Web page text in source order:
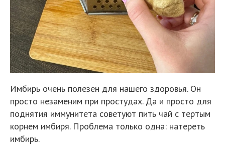
Имбирь очень полезен для нашего здоровья. Он
просто незаменим при простудах. Да и просто для
поднятия иммунитета советуют пить чай с тертым
корнем имбиря. Проблема только одна: натереть
имбирь.